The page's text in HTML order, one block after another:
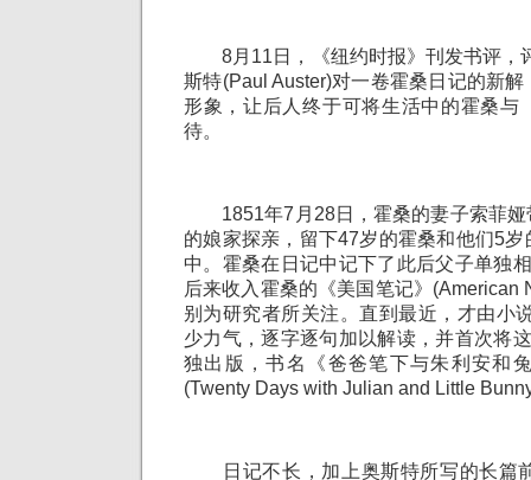
8月11日，《纽约时报》刊发书评，
斯特(Paul Auster)对一卷霍桑日记的新
形象，让后人终于可将生活中的霍桑与
待。
1851年7月28日，霍桑的妻子索菲娅
的娘家探亲，留下47岁的霍桑和他们5
中。霍桑在日记中记下了此后父子单独
后来收入霍桑的《美国笔记》(American
别为研究者所关注。直到最近，才由小
少力气，逐字逐句加以解读，并首次将
独出版，书名《爸爸笔下与朱利安和
(Twenty Days with Julian and Little
日记不长，加上奥斯特所写的长篇